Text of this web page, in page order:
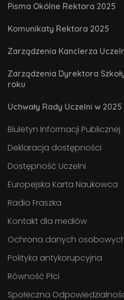
Pisma Okólne Rektora 2025
Komunikaty Rektora 2025
Zarządzenia Kanclerza
Zarządzenia Dyrektora
roku
Uchwały Rady Uczelni w
Biuletyn Informacji Publicznej
Deklaracja dostępności
Dostępność Uczelni
Europejska Karta Naukowca
Radio Fraszka
Kontakt dla mediów
Ochrona danych
Polityka antykorupcyjna
Równość Płci
Społeczna